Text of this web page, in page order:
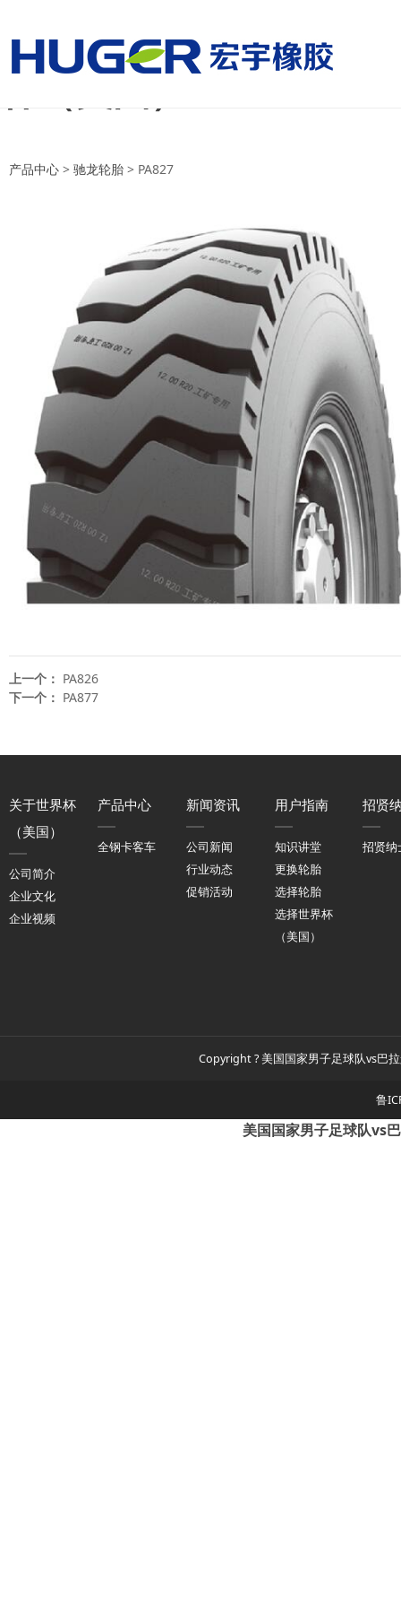
美国国家男子足球队
杯（美国）
美国国家男子足球队vs巴拉圭
产品中心 > 驰龙轮胎 > PA827
上一个： PA826
下一个： PA877
关于世界杯
（美国）
公司简介
企业文化
企业视频
产品中心
全钢卡客车
新闻资讯
公司新闻
行业动态
促销活动
用户指南
知识讲堂
更换轮胎
选择轮胎
选择世界杯
（美国）
招贤
招贤纳
Copyright ? 美国国家男子足球队vs巴
鲁
美国国家男子足球队vs